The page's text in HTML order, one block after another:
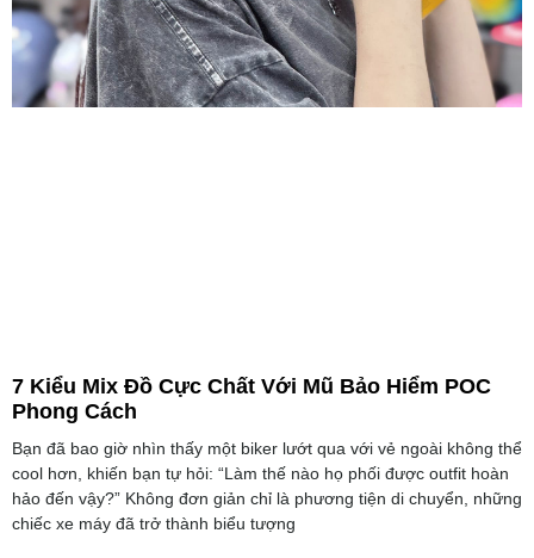
7 Kiểu Mix Đồ Cực Chất Với Mũ Bảo Hiểm POC
Phong Cách
Bạn đã bao giờ nhìn thấy một biker lướt qua với vẻ ngoài không thể
cool hơn, khiến bạn tự hỏi: “Làm thế nào họ phối được outfit hoàn
hảo đến vậy?” Không đơn giản chỉ là phương tiện di chuyển, những
chiếc xe máy đã trở thành biểu tượng